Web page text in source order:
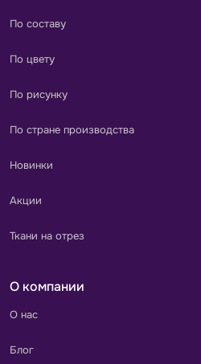
По составу
По цвету
По рисунку
По стране производства
Новинки
Акции
Ткани на отрез
О компании
О нас
Блог